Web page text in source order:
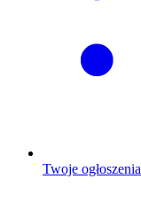
Twoje ogłoszenia